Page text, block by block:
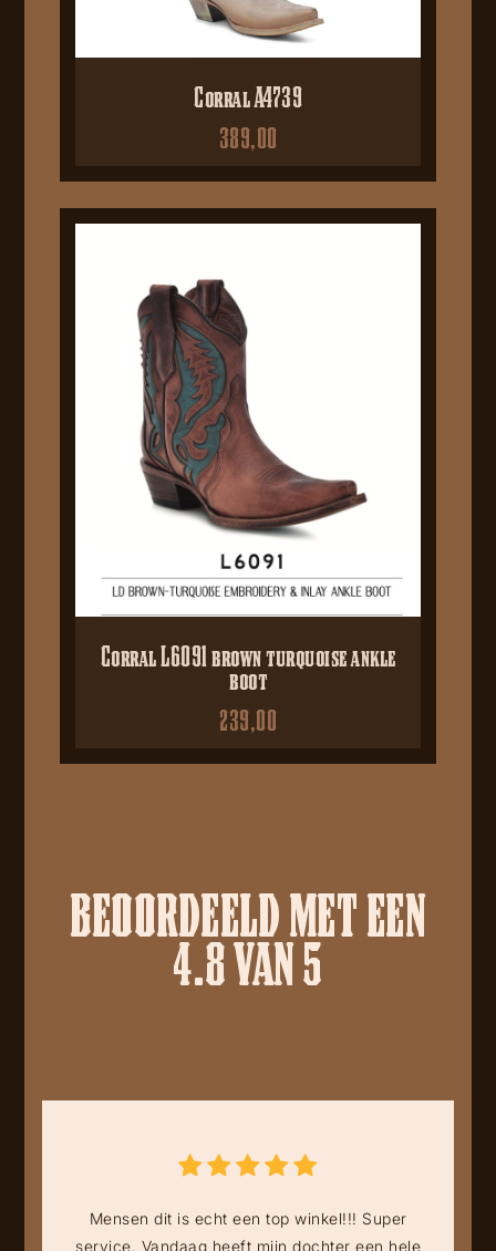
Corral A4739
389,00
Corral L6091 brown turquoise ankle
boot
239,00
BEOORDEELD MET EEN
4.8 VAN 5
Mensen dit is echt een top winkel!!! Super
service. Vandaag heeft mijn dochter een hele